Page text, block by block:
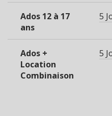
Ados 12 à 17
ans
5
Ados +
Location
Combinaison
5